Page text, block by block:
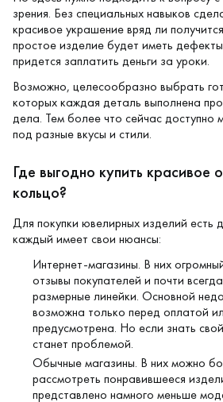
зрения. Без специальных навыков
красивое украшение вряд ли
простое изделие будет иметь
придется заплатить деньги за уроки.
Возможно, целесообразно выбрать
которых каждая деталь выполнена
дела. Тем более что сейчас доступно
под разные вкусы и стили.
Где выгодно купить красивое
кольцо?
Для покупки ювелирных изделий есть
каждый имеет свои нюансы:
Интернет-магазины. В них
отзывы покупателей и почти
размерные линейки. Основной
возможна только перед оплатой
предусмотрена. Но если знать
станет проблемой.
Обычные магазины. В них можно
рассмотреть понравившееся
представлено намного меньше